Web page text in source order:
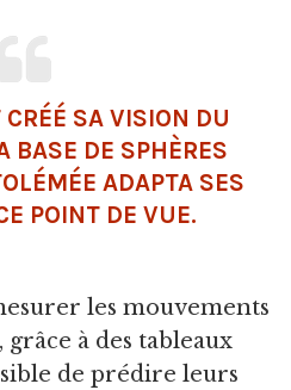
SA VISION DU
BASE DE SPHÈRES
ADAPTA SES
POINT DE VUE.
les mouvements
grâce à des tableaux
de prédire leurs